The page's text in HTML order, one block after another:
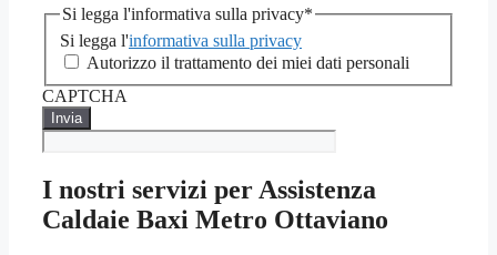
Si legga l'informativa sulla privacy*
Si legga l'informativa sulla privacy
Autorizzo il trattamento dei miei dati personali
CAPTCHA
I nostri servizi per Assistenza
Caldaie Baxi Metro Ottaviano